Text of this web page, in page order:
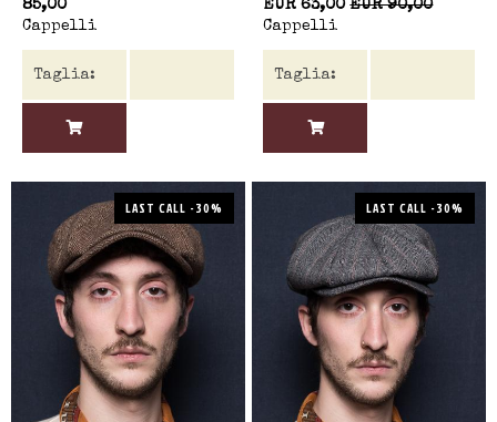
85,00
Cappelli
EUR 63,00EUR 90,00
Cappelli
LAST CALL -30% LAST CALL -30%